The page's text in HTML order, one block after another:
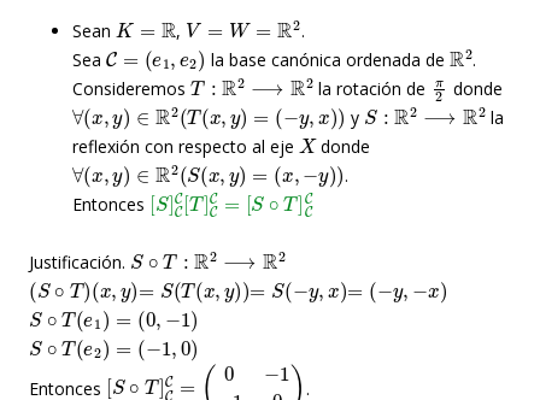
Sean
K=
,
V= =R
.
Sea
C=( 1 ,e2 )
la base canónica ordenada de
R2
.
Consideremos
T: R2⟶R2
la rotación de
π 2
donde
∀(x,y)∈R2(T(x,y )=( x )
y
S:R2⟶ R 2
la
reflexión con respecto al eje
X
donde
∀(x,y)∈ R2(S(x,y)=(x ,− y))
.
Entonces
[S]CC[T]CC=
[S∘T]CC
Justificación.
S∘ T:R 2⟶
(S∘T)(x,y) = S (T(x,y = S(−y −
S∘ T(e1)=(0,−1 )
S∘T(e2)= 1,0
Entonces
[ S∘ T]CC 0− 1 0)
.